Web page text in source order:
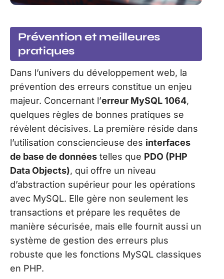
Prévention et meilleures
pratiques
Dans l’univers du développement web, la
prévention des erreurs constitue un enjeu
majeur. Concernant l’erreur MySQL 1064,
quelques règles de bonnes pratiques se
révèlent décisives. La première réside dans
l’utilisation consciencieuse des interfaces
de base de données telles que PDO (PHP
Data Objects), qui offre un niveau
d’abstraction supérieur pour les opérations
avec MySQL. Elle gère non seulement les
transactions et prépare les requêtes de
manière sécurisée, mais elle fournit aussi un
système de gestion des erreurs plus
robuste que les fonctions MySQL classiques
en PHP.